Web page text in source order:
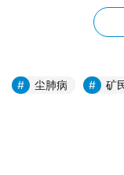
假药的毒气让安全
几具尸体，每具尸
麻烦，喝酒闹事砸
拿着每天几十块微
的风险。他们的世
尘肺病 矿